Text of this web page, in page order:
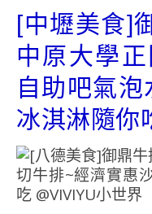
[中壢美食]
中原大學
自助吧氣泡
冰淇淋隨你